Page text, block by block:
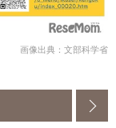
画像出典：文部科学省